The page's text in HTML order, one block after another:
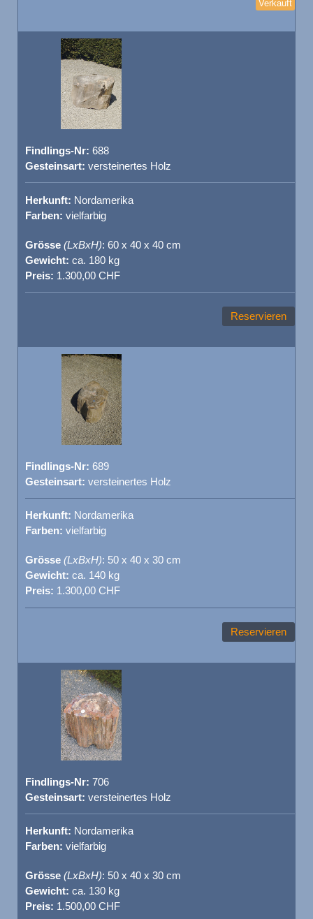
Verkauft
Findlings-Nr: 688
Gesteinsart: versteinertes Holz
Herkunft: Nordamerika
Farben: vielfarbig
Grösse (LxBxH): 60 x 40 x 40 cm
Gewicht: ca. 180 kg
Preis: 1.300,00 CHF
Reservieren
Findlings-Nr: 689
Gesteinsart: versteinertes Holz
Herkunft: Nordamerika
Farben: vielfarbig
Grösse (LxBxH): 50 x 40 x 30 cm
Gewicht: ca. 140 kg
Preis: 1.300,00 CHF
Reservieren
Findlings-Nr: 706
Gesteinsart: versteinertes Holz
Herkunft: Nordamerika
Farben: vielfarbig
Grösse (LxBxH): 50 x 40 x 30 cm
Gewicht: ca. 130 kg
Preis: 1.500,00 CHF